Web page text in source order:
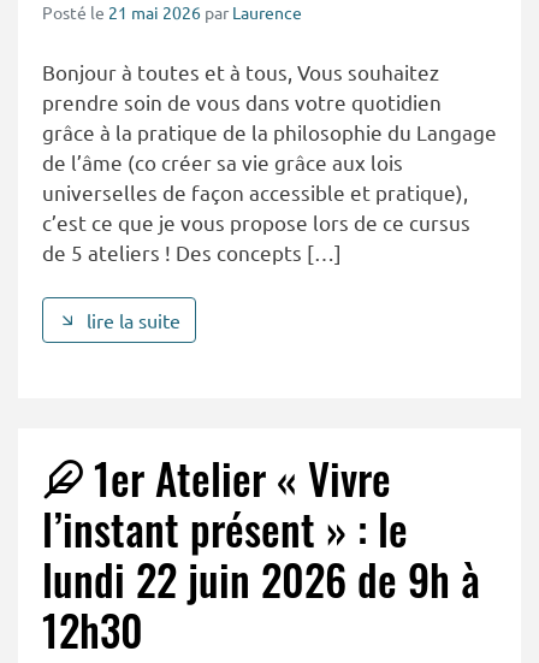
Posté le 21 mai 2026 par Laurence
Bonjour à toutes et à tous, Vous souhaitez
prendre soin de vous dans votre quotidien
grâce à la pratique de la philosophie du Langage
de l’âme (co créer sa vie grâce aux lois
universelles de façon accessible et pratique),
c’est ce que je vous propose lors de ce cursus
de 5 ateliers ! Des concepts […]
lire la suite
1er Atelier « Vivre
l’instant présent » : le
lundi 22 juin 2026 de 9h à
12h30